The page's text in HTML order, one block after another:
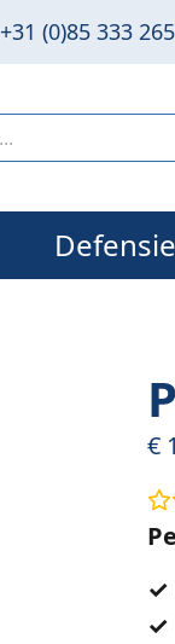
+31 (0)85 333
Defensie
€
✓
✓